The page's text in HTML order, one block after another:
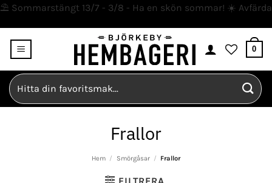
⛱️ Sommarstängt 13/7 - 3/8 - Ha en skön sommar! ☀️ Avfärda
0
Sök
efter:
Frallor
Hem / Smörgåsar / Frallor